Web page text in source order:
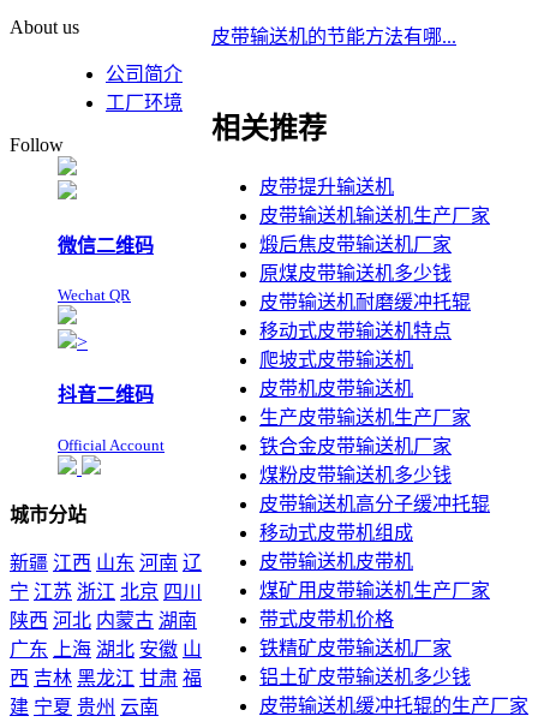
皮带输送机的节能方法有哪...
相关推荐
皮带提升输送机
皮带输送机输送机生产厂家
煅后焦皮带输送机厂家
原煤皮带输送机多少钱
皮带输送机耐磨缓冲托辊
移动式皮带输送机特点
爬坡式皮带输送机
皮带机皮带输送机
生产皮带输送机生产厂家
铁合金皮带输送机厂家
煤粉皮带输送机多少钱
皮带输送机高分子缓冲托辊
移动式皮带机组成
皮带输送机皮带机
煤矿用皮带输送机生产厂家
带式皮带机价格
铁精矿皮带输送机厂家
铝土矿皮带输送机多少钱
皮带输送机缓冲托辊的生产厂家
About us
公司简介
工厂环境
Follow
微信二维码
Wechat QR
>
抖音二维码
Official Account
城市分站
新疆 江西 山东 河南 辽
宁 江苏 浙江 北京 四川
陕西 河北 内蒙古 湖南
广东
上海 湖北 安徽 山
西 吉林 黑龙江 甘肃 福
建 宁夏 贵州 云南